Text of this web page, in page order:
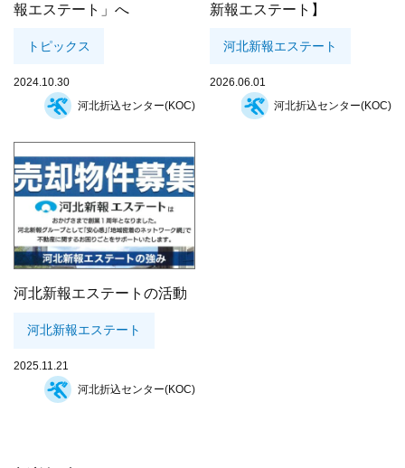
報エステート」へ
トピックス
2024.10.30
河北折込センター(KOC)
新報エステート】
河北新報エステート
2026.06.01
河北折込センター(KOC)
河北新報エステートの活動
河北新報エステート
2025.11.21
河北折込センター(KOC)